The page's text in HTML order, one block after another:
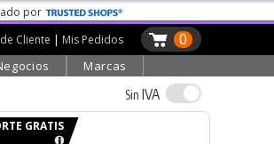
por
0
Cliente | Mis Pedidos
Marcas
Sin IVA
GRATIS